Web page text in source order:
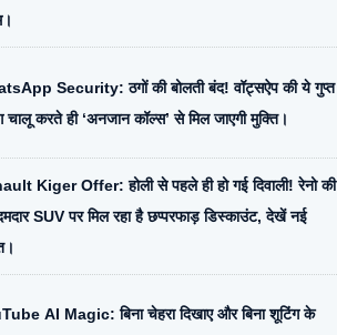
Security: ठगों की बोलती बंद! वॉट्सऐप की ये गुप्त
चालू करते ही ‘अनजान कॉल्स’ से मिल जाएगी मुक्ति।
Kiger Offer: होली से पहले ही हो गई दिवाली! रेनो की
SUV पर मिल रहा है छप्परफाड़ डिस्काउंट, देखें नई
AI Magic: बिना चेहरा दिखाए और बिना शूटिंग के